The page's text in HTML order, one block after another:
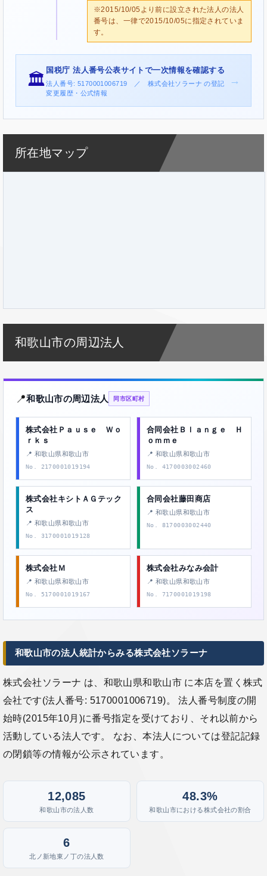
※2015/10/05より前に設立された法人の法人
番号は、一律で2015/10/05に指定されていま
す。
🏛️
国税庁 法人番号公表サイトで一次情報を確認する
法人番号: 5170001006719 ／ 株式会社ソラーナ の登記
変更履歴・公式情報
→
所在地マップ
和歌山市の周辺法人
📍和歌山市の周辺法人 同市区町村
株式会社Ｐａｕｓｅ Ｗｏ
ｒｋｓ
📍 和歌山県和歌山市
No. 2170001019194
合同会社Ｂｌａｎｇｅ Ｈ
ｏｍｍｅ
📍 和歌山県和歌山市
No. 4170003002460
株式会社キシトＡＧテック
ス
📍 和歌山県和歌山市
No. 3170001019128
合同会社藤田商店
📍 和歌山県和歌山市
No. 8170003002440
株式会社Ｍ
📍 和歌山県和歌山市
No. 5170001019167
株式会社みなみ会計
📍 和歌山県和歌山市
No. 7170001019198
和歌山市の法人統計からみる株式会社ソラーナ
株式会社ソラーナ は、和歌山県和歌山市 に本店を置く株式
会社です(法人番号: 5170001006719)。 法人番号制度の開
始時(2015年10月)に番号指定を受けており、それ以前から
活動している法人です。 なお、本法人については登記記録
の閉鎖等の情報が公示されています。
12,085
和歌山市の法人数
48.3%
和歌山市における株式会社の割合
6
北ノ新地東ノ丁の法人数